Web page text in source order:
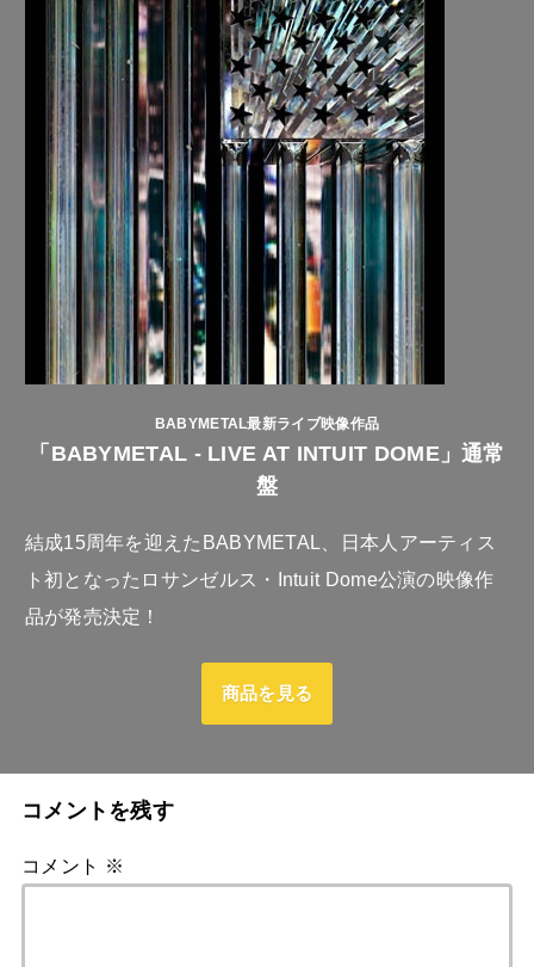
BABYMETAL最新ライブ映像作品
「BABYMETAL - LIVE AT INTUIT DOME」通常
盤
結成15周年を迎えたBABYMETAL、日本人アーティス
ト初となったロサンゼルス・Intuit Dome公演の映像作
品が発売決定！
商品を見る
コメントを残す
コメント ※